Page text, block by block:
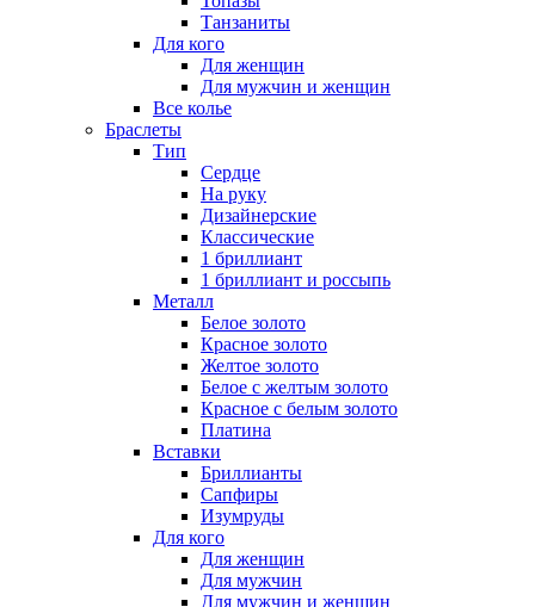
Танзаниты
Для кого
Для женщин
Для мужчин и женщин
Все колье
Браслеты
Тип
Сердце
На руку
Дизайнерские
Классические
1 бриллиант
1 бриллиант и россыпь
Металл
Белое золото
Красное золото
Желтое золото
Белое с желтым золото
Красное с белым золото
Платина
Вставки
Бриллианты
Сапфиры
Изумруды
Для кого
Для женщин
Для мужчин
Для мужчин и женщин